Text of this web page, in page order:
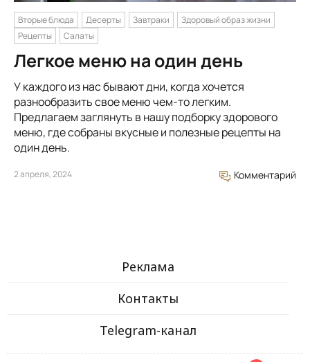
Вторые блюда Десерты Завтраки
Здоровый образ жизни
Рецепты
Салаты
Легкое меню на один день
У каждого из нас бывают дни, когда хочется
разнообразить свое меню чем-то легким.
Предлагаем заглянуть в нашу подборку здорового
меню, где собраны вкусные и полезные рецепты на
один день.
2 апреля, 2024 Комментарий
Реклама
Контакты
Telegram-канал